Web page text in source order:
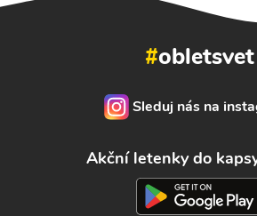
#obletsvet
Sleduj nás na
Akční letenky do